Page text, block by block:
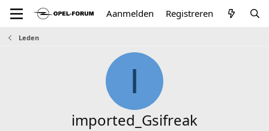
Aanmelden Registreren
Leden
I
imported_Gsifreak